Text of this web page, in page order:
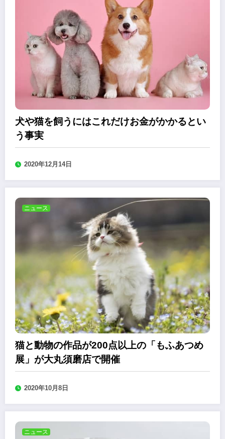
犬や猫を飼うにはこれだけお金がかかるとい
う事実
2020年12月14日
ニュース
猫と動物の作品が200点以上の「もふあつめ
展」が大丸須磨店で開催
2020年10月8日
ニュース